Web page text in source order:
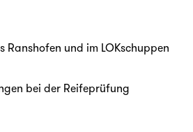
Ranshofen und im LOKschuppen
bei der Reifeprüfung